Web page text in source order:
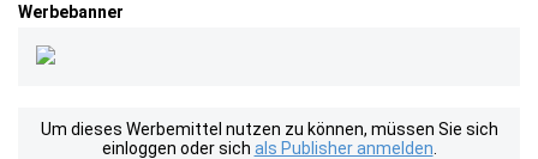
Werbebanner
Um dieses Werbemittel nutzen zu können, müssen Sie sich
einloggen oder sich als Publisher anmelden